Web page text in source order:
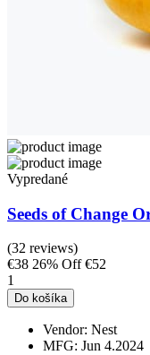
Vypredané
Seeds of Change
(32 reviews)
€38 26% Off €52
1
Do košíka
Vendor: Nest
MFG: Jun 4.2024